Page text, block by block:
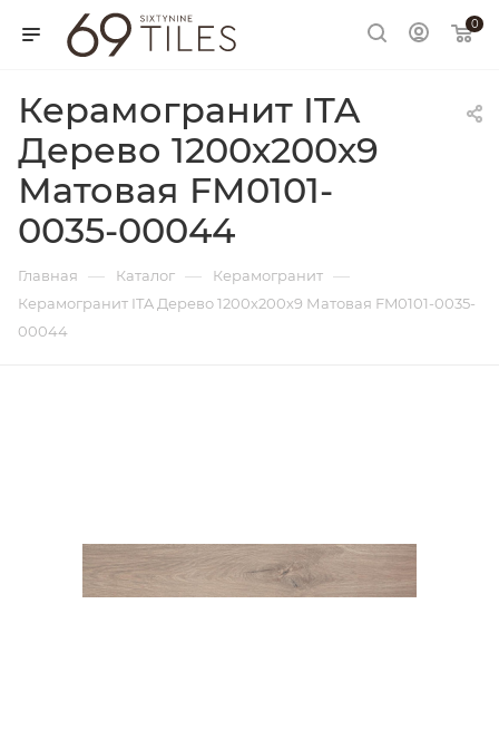
0
Керамогранит ITA
Дерево 1200х200х9
Матовая FM0101-
0035-00044
Главная — Каталог — Керамогранит —
Керамогранит ITA Дерево 1200х200х9 Матовая FM0101-0035-
00044